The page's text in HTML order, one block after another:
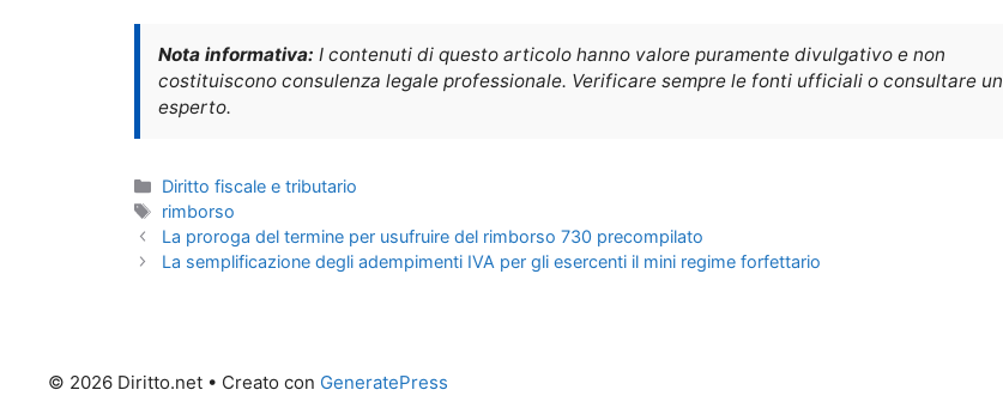
Nota informativa: I contenuti di questo articolo hanno valore puramente divulgativo e non
costituiscono consulenza legale professionale. Verificare sempre le fonti ufficiali o consultare un
esperto.
Categorie
Diritto fiscale e tributario
Tag
rimborso
La proroga del termine per usufruire del rimborso 730 precompilato
La semplificazione degli adempimenti IVA per gli esercenti il mini regime forfettario
© 2026 Diritto.net • Creato con GeneratePress